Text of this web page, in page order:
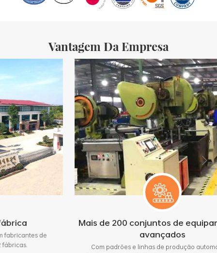
etc. linhas de produção padronizadas e 15 linhas de produção
Vantagem Da Empresa
Mais de 200 conjuntos de equipamentos
avançados
Com padrões e linhas de produção automáticas,